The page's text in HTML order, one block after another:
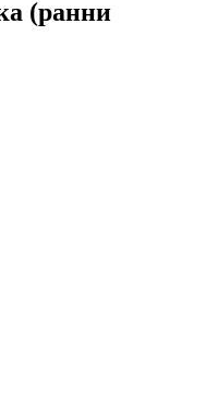
(ранни